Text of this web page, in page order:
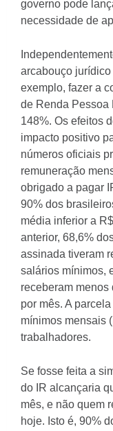
governo pode
necessidade de
arcabouço
exemplo, fazer a
de Renda Pessoa
148%. Os efeitos
impacto positivo
números oficiais
remuneração
obrigado a pagar
90% dos
média inferior a
anterior, 68,6%
assinada tiveram
salários mínimos,
receberam
por mês. A
mínimos mensais
trabalhadores.
Se fosse feita a
do IR alcançaria
mês, e não quem
hoje. Isto é, 90%